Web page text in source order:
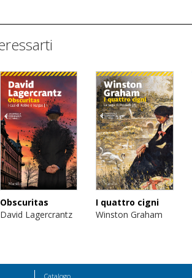
Obscuritas
David Lagercrantz
I quattro cigni
Winston Graham
Catalogo